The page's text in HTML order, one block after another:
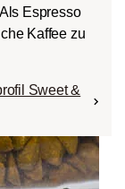
Espresso
Kaffee zu
Sweet &